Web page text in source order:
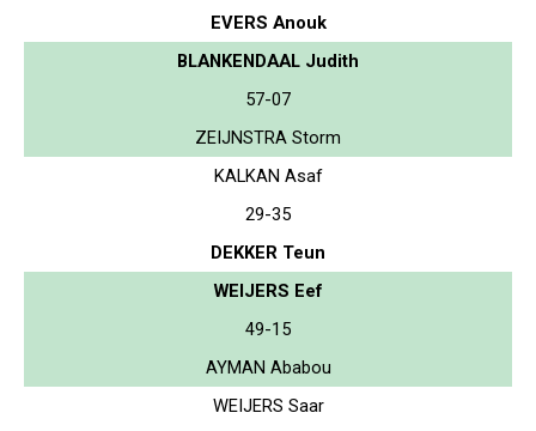
EVERS Anouk
BLANKENDAAL Judith
57-07
ZEIJNSTRA Storm
KALKAN Asaf
29-35
DEKKER Teun
WEIJERS Eef
49-15
AYMAN Ababou
WEIJERS Saar